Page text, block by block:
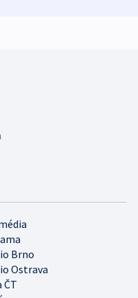
Brno
Ostrava
ČT